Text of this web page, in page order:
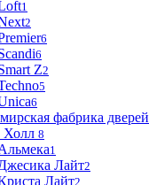
1
2
6
6
Z2
5
6
фабрика дверей
Холл 8
1
Лайт2
Лайт2